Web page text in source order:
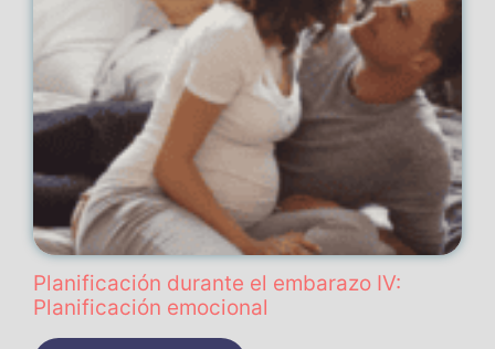
Planificación durante el embarazo IV:
Planificación emocional